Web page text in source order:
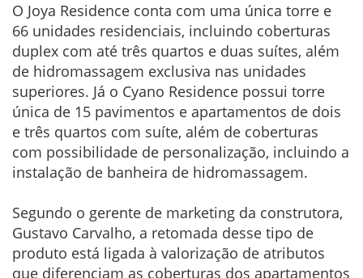
O Joya Residence conta com uma única torre e
66 unidades residenciais, incluindo coberturas
duplex com até três quartos e duas suítes, além
de hidromassagem exclusiva nas unidades
superiores. Já o Cyano Residence possui torre
única de 15 pavimentos e apartamentos de dois
e três quartos com suíte, além de coberturas
com possibilidade de personalização, incluindo a
instalação de banheira de hidromassagem.
Segundo o gerente de marketing da construtora,
Gustavo Carvalho, a retomada desse tipo de
produto está ligada à valorização de atributos
que diferenciam as coberturas dos apartamentos